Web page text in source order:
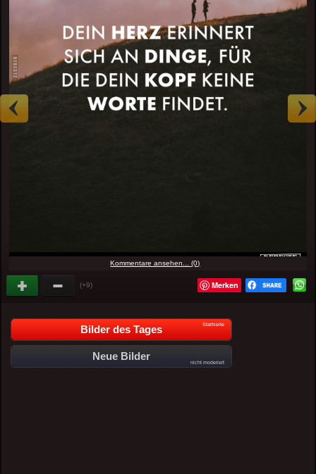
Kommentare ansehen... (0)
(+9) Merken
Bilder des Tages Startseite
Neue Bilder
nicht moderiert